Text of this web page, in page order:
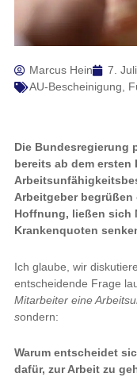
Marcus Hein
7.
AU-Bescheinigung,
Die Bundesregierung
bereits ab dem ersten
Arbeitgeber
Hoffnung, ließen sich
Krankenquoten
Ich glaube, wir
entscheidende Frage
Mitarbeiter eine
sondern:
Warum entscheidet
dafür, zur Arbeit zu